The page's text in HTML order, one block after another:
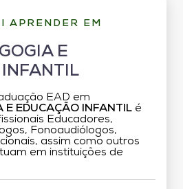
APRENDER EM
E
EAD em
E EDUCAÇÃO INFANTIL é
Educadores,
Fonoaudiólogos,
assim como outros
em instituições de